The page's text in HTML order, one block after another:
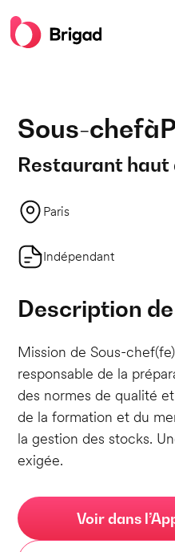
Sous-chefà
Restaurant haut
Paris
Indépendant
Description
Mission de Sous-
responsable de la
des normes de qualité
de la formation et du
la gestion des stocks.
exigée.
Voir dans